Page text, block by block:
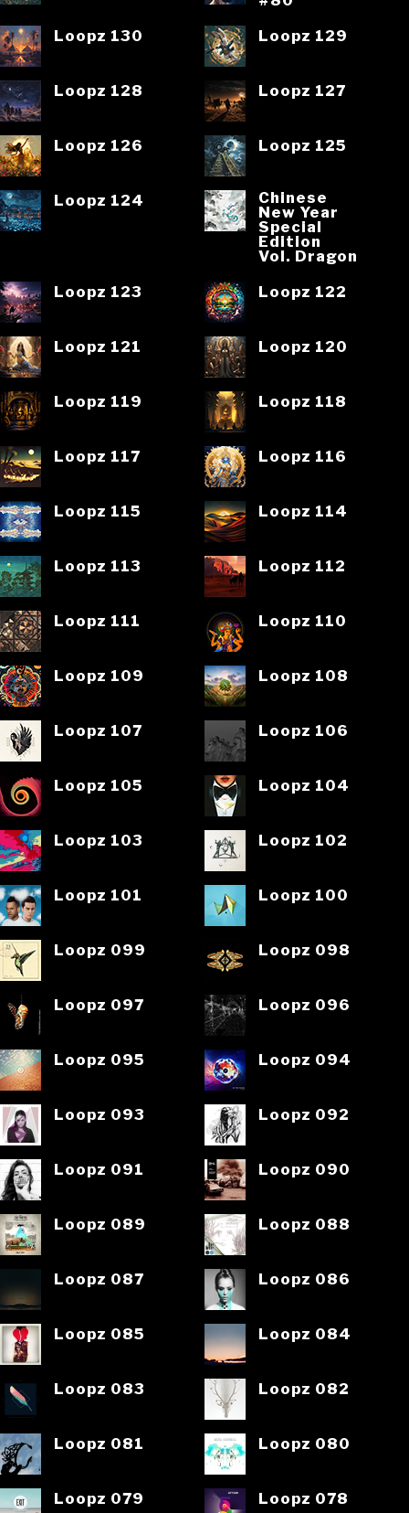
Loopz 130
Loopz 129
Loopz 128 Loopz 127
Loopz 126 Loopz 125
Loopz 124
Chinese
New Year
Special
Edition
Vol. Dragon
Loopz 123
Loopz 122
Loopz 121 Loopz 120
Loopz 119 Loopz 118
Loopz 117 Loopz 116
Loopz 115 Loopz 114
Loopz 113 Loopz 112
Loopz 111 Loopz 110
Loopz 109 Loopz 108
Loopz 107 Loopz 106
Loopz 105 Loopz 104
Loopz 103 Loopz 102
Loopz 101 Loopz 100
Loopz 099 Loopz 098
Loopz 097 Loopz 096
Loopz 095 Loopz 094
Loopz 093 Loopz 092
Loopz 091 Loopz 090
Loopz 089 Loopz 088
Loopz 087 Loopz 086
Loopz 085 Loopz 084
Loopz 083 Loopz 082
Loopz 081 Loopz 080
Loopz 079 Loopz 078